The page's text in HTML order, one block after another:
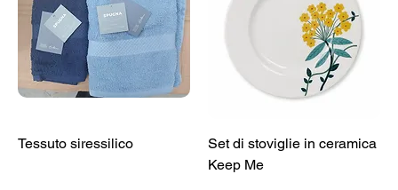
Tessuto siressilico
Set di stoviglie in ceramica
Keep Me